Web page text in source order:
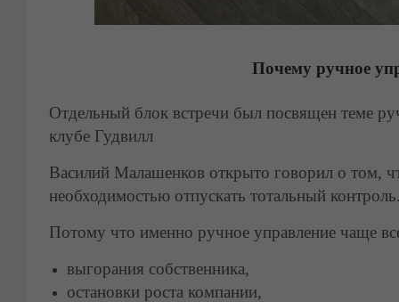
Почему ручное
Отдельный блок встречи был посвящен теме
клубе Гудвилл
Василий Малашенков открыто говорил о том,
необходимостью отпускать тотальный
Потому что именно ручное управление чаще
выгорания собственника,
остановки роста компании,